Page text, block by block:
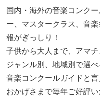
国内・海外の音楽コンク
ー、マスタークラス、音
報がぎっしり！
子供から大人まで、アマ
ジャンル別、地域別で選
音楽コンクールガイドと言
おかげさまで毎年ご好評